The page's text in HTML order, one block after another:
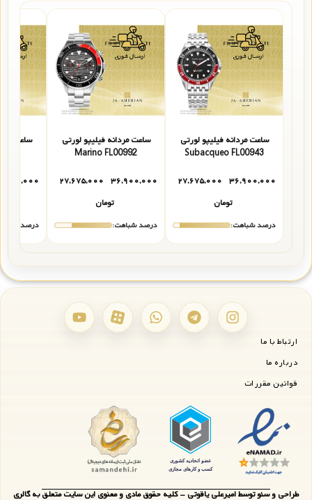
ساعت مردانه فیلیپو لورتی
Subacqueo FL00943
۳۶,۹۰۰,۰۰۰
۲۷,۶۷۵,۰۰۰
تومان
درصد شباهت:
ساعت مردانه فیلیپو لورتی
Marino FL00992
۳۶,۹۰۰,۰۰۰
۲۷,۶۷۵,۰۰۰
تومان
درصد شباهت:
ساعت
درصد
ارتباط با ما
درباره ما
قوانین مقررات
طراحی و سئو توسط امیرعلی یاقوتی - کلیه حقوق مادی و معنوی این سایت متعلق به گالری